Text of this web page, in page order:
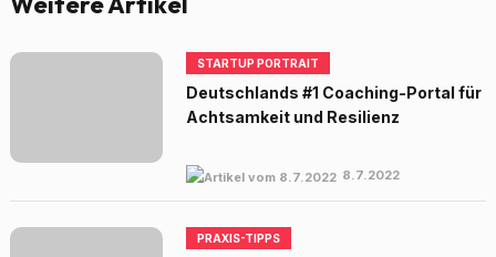
STARTUP PORTRAIT
Deutschlands #1 Coaching-Portal für
Achtsamkeit und Resilienz
8.7.2022
PRAXIS-TIPPS